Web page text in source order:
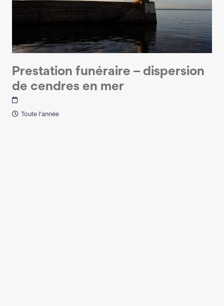
Prestation funéraire – dispersion
de cendres en mer
Toute l'année